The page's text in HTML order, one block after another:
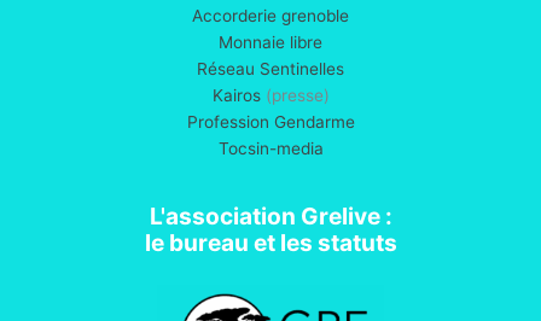
Accorderie grenoble
Monnaie libre
Réseau Sentinelles
Kairos(presse)
Profession Gendarme
Tocsin-media
L'association Grelive :
le bureau et les statuts